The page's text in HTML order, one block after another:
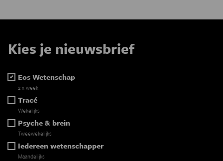
Kies je nieuwsbrief
Eos Wetenschap
2 x week
Tracé
Wekelijks
Psyche & brein
Tweewekelijks
Iedereen wetenschapper
Maandelijks